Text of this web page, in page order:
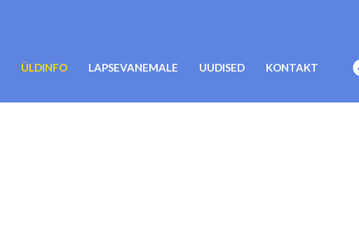
ÜLDINFO LAPSEVANEMALE UUDISED KONTAKT